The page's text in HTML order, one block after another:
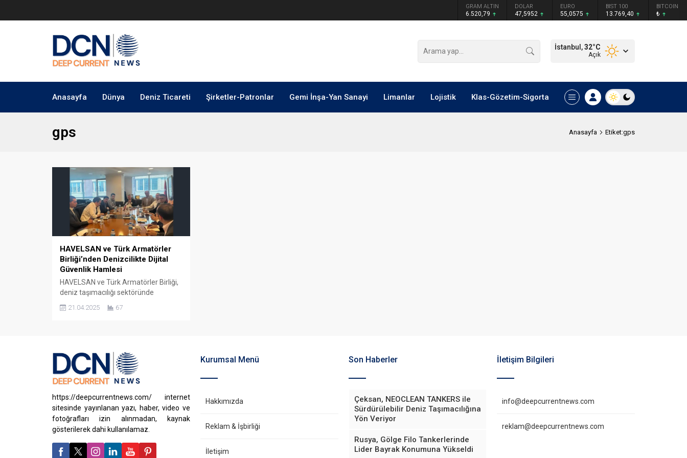
GRAM ALTIN
6.520,79
DOLAR
47,5952
EURO
55,0575
BIST 100
13.769,40
BITCOIN
₺
İstanbul,32°C
Açık
Anasayfa Dünya Deniz Ticareti Şirketler-Patronlar Gemi İnşa-Yan Sanayi Limanlar Lojistik Klas-Gözetim-Sigorta
gps Anasayfa Etiket:gps
HAVELSAN ve Türk Armatörler
Birliği’nden Denizcilikte Dijital
Güvenlik Hamlesi
HAVELSAN ve Türk Armatörler Birliği,
deniz taşımacılığı sektöründe
birliğine imza attı. Gerçekleştirilen
Toplantının gündeminde; gemi
personelinin anlık sağlık durumunun
izlenmesi, geminin kritik alanlarında
emniyet ve güvenliği sağlayacak dijital
personel takip sistemleri, GPS...
21.04.2025 67
https://deepcurrentnews.com/ internet
sitesinde yayınlanan yazı, haber, video ve
fotoğrafları izin alınmadan, kaynak
gösterilerek dahi kullanılamaz.
Kurumsal Menü
Hakkımızda
Reklam & İşbirliği
İletişim
Son Haberler
Çeksan, NEOCLEAN TANKERS ile
Sürdürülebilir Deniz Taşımacılığına
Yön Veriyor
Rusya, Gölge Filo Tankerlerinde
Lider Bayrak Konumuna Yükseldi
İletişim Bilgileri
info@deepcurrentnews.com
reklam@deepcurrentnews.com